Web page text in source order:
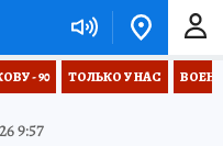
- 90 ТОЛЬКО У НАС
9:57